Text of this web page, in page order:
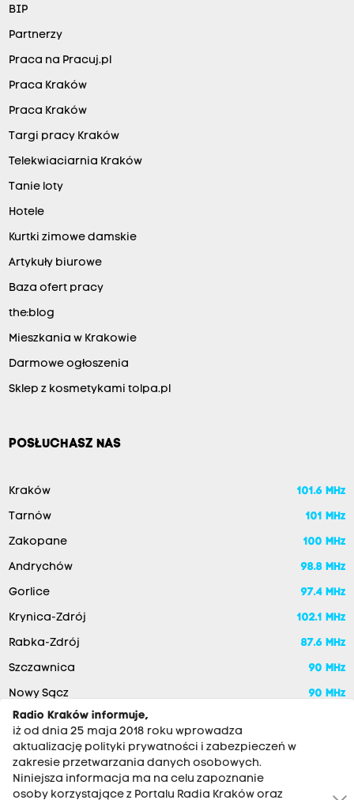
BIP
Partnerzy
Praca na Pracuj.pl
Praca Kraków
Praca Kraków
Targi pracy Kraków
Telekwiaciarnia Kraków
Tanie loty
Hotele
Kurtki zimowe damskie
Artykuły biurowe
Baza ofert pracy
the:blog
Mieszkania w Krakowie
Darmowe ogłoszenia
Sklep z kosmetykami tolpa.pl
POSŁUCHASZ NAS
Kraków 101.6 MHz
Tarnów 101 MHz
Zakopane 100 MHz
Andrychów 98.8 MHz
Gorlice 97.4 MHz
Krynica-Zdrój 102.1 MHz
Rabka-Zdrój 87.6 MHz
Szczawnica 90 MHz
Nowy Sącz
90 MHz
Radio Kraków informuje,
iż od dnia 25 maja 2018 roku wprowadza
aktualizację polityki prywatności i zabezpieczeń w
zakresie przetwarzania danych osobowych.
Niniejsza informacja ma na celu zapoznanie
osoby korzystające z Portalu Radia Kraków oraz